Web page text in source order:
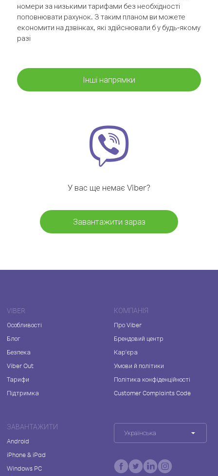
номери за низькими тарифами без необхідності
поповнювати рахунок. З таким планом ви можете
економити на дзвінках, які здійснювали б у будь-якому
разі
Інші напрямки
У вас ще немає Viber?
Завантажити зараз
VIBER
Особливості
Блог
Безпека
Viber Out
Тарифи
Підтримка
КОМПАНІЯ
Про Viber
Брендовий центр
Кар'єра
Умови й політики
Політика конфіденційності
Customer Complaints Code
ЗАВАНТАЖИТИ
Android
iPhone & iPad
Windows PC
Українська